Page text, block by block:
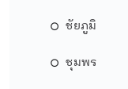
ชัยภูมิ
ชุมพร